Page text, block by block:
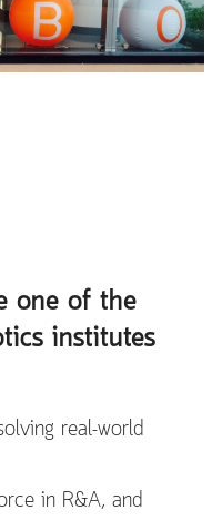
one of the
institutes
real-world
in R&A, and​